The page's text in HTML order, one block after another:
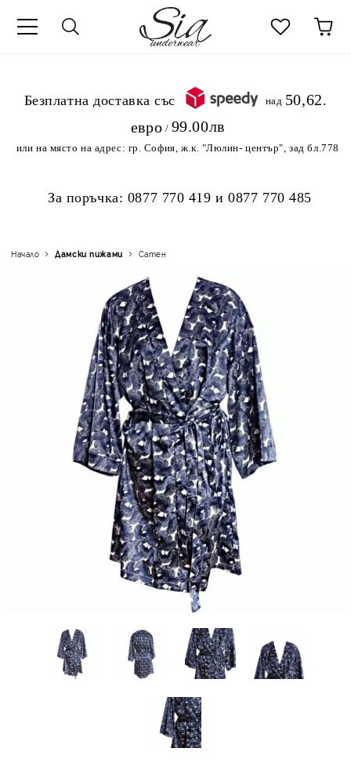
.Безплатна доставка със
над 50,62
евро / 99.00лв
или на място на адрес: гр. София, ж.к. "Люлин- център", зад бл.778
За поръчка: 0877 770 419 и0877 770 485
Начало Дамски пижами Сатен